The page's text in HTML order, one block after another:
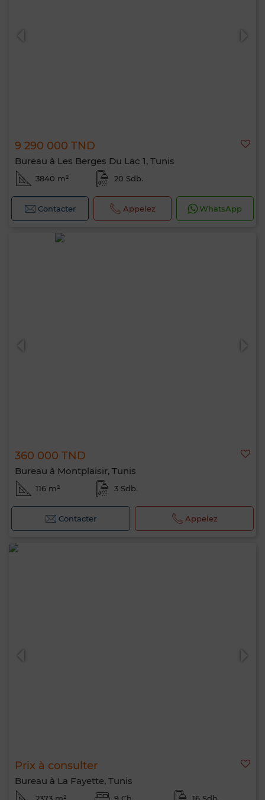
9 290 000 TND
Bureau à Les Berges Du Lac 1, Tunis
3840 m² 20 Sdb.
Contacter Appelez WhatsApp
360 000 TND
Bureau à Montplaisir, Tunis
116 m² 3 Sdb.
Contacter Appelez
Prix à consulter
Bureau à La Fayette, Tunis